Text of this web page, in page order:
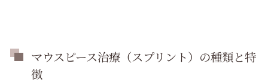
マウスピース治療（スプリント）の種類と特
徴